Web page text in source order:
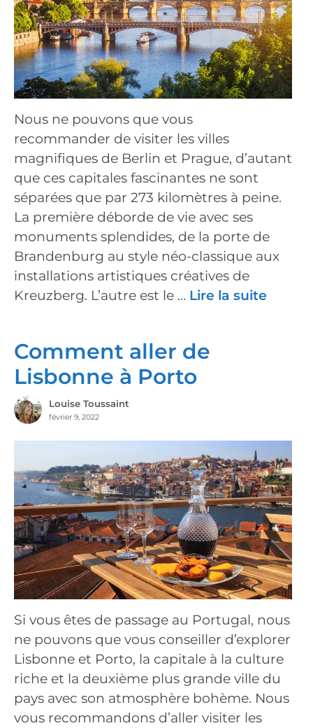
Nous ne pouvons que vous
recommander de visiter les villes
magnifiques de Berlin et Prague, d’autant
que ces capitales fascinantes ne sont
séparées que par 273 kilomètres à peine.
La première déborde de vie avec ses
monuments splendides, de la porte de
Brandenburg au style néo-classique aux
installations artistiques créatives de
Kreuzberg. L’autre est le … Lire la suite
Comment aller de
Lisbonne à Porto
Louise Toussaint
février 9, 2022
Si vous êtes de passage au Portugal, nous
ne pouvons que vous conseiller d’explorer
Lisbonne et Porto, la capitale à la culture
riche et la deuxième plus grande ville du
pays avec son atmosphère bohème. Nous
vous recommandons d’aller visiter les